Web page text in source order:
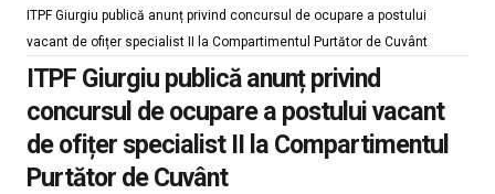
ITPF Giurgiu publică anunț privind concursul de ocupare a postului
vacant de ofițer specialist II la Compartimentul Purtător de Cuvânt
ITPF Giurgiu publică anunț privind
concursul de ocupare a postului vacant
de ofițer specialist II la Compartimentul
Purtător de Cuvânt